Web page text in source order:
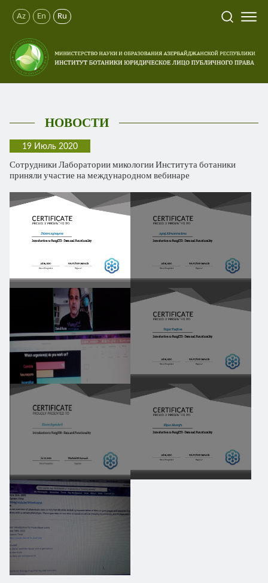
Az En Ru
НОВОСТИ
19 Июль 2020
Сотрудники Лаборатории микологии Института ботаники
приняли участие на международном вебинаре